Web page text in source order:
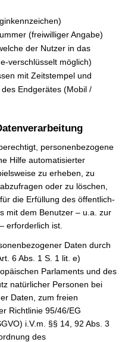
(freiwilliger Angabe)
der Nutzer in das
verschlüsselt möglich)
mit Zeitstempel und
Endgerätes (Mobil /
personenbezogene
Hilfe automatisierter
zu erheben, zu
oder zu löschen,
die Erfüllung des öffentlich-
mit dem Benutzer – u.a. zur
erforderlich ist.
Daten durch
6 Abs. 1 S. 1 lit. e)
Parlaments und des
natürlicher Personen bei
Daten, zum freien
Richtlinie 95/46/EG
i.V.m. §§ 14, 92 Abs. 3
des